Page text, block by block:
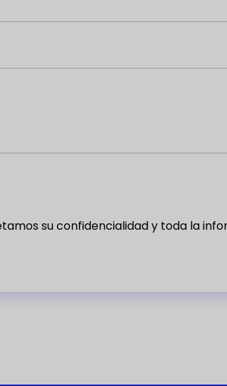
su confidencialidad y toda la